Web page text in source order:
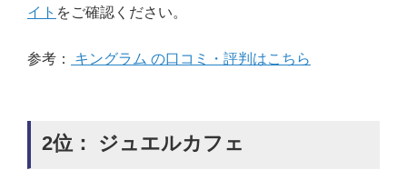
イト をご確認ください。
参考： キングラム の口コミ・評判はこちら
2位： ジュエルカフェ